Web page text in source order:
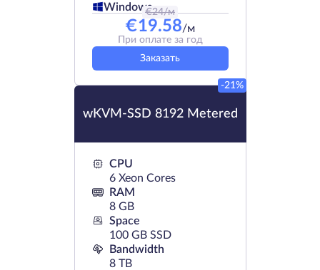
Windows
€24/м
€19.58/м
При оплате за год
Заказать
wKVM-SSD 8192 Metered
-21%
CPU
6 Xeon Cores
RAM
8 GB
Space
100 GB SSD
Bandwidth
8 TB